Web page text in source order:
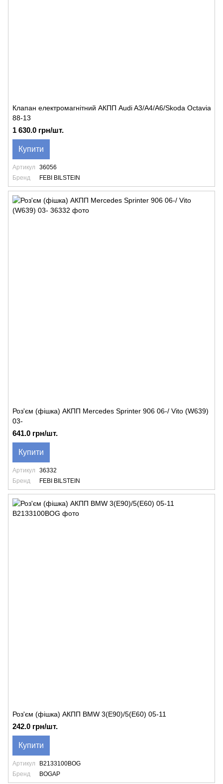
Клапан електромагнітний АКПП Audi A3/A4/A6/Skoda Octavia
88-13
1 630.0 грн/шт.
Купити
Артикул
36056
Бренд
FEBI BILSTEIN
Роз'єм (фішка) АКПП Mercedes Sprinter 906 06-/ Vito (W639)
03-
641.0 грн/шт.
Купити
Артикул
36332
Бренд
FEBI BILSTEIN
Роз'єм (фішка) АКПП BMW 3(E90)/5(E60) 05-11
242.0 грн/шт.
Купити
Артикул
B2133100BOG
Бренд
BOGAP